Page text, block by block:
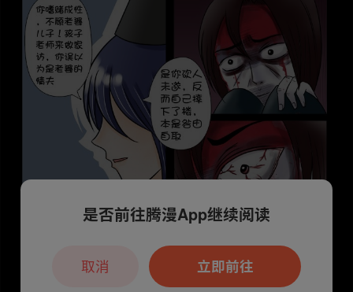
是否前往腾漫App继续阅读
立即前往
取消